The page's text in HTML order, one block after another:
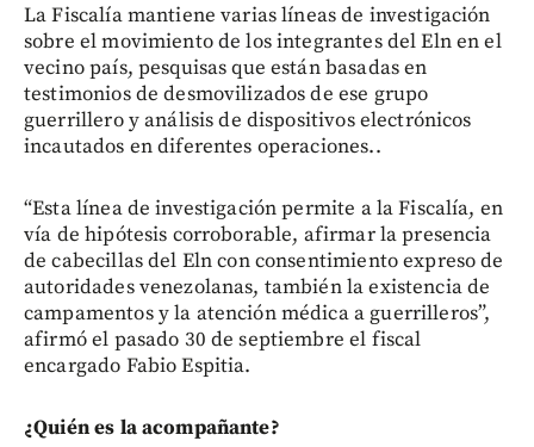
La Fiscalía mantiene varias líneas de investigación
sobre el movimiento de los integrantes del Eln en el
vecino país, pesquisas que están basadas en
testimonios de desmovilizados de ese grupo
guerrillero y análisis de dispositivos electrónicos
incautados en diferentes operaciones..
“Esta línea de investigación permite a la Fiscalía, en
vía de hipótesis corroborable, afirmar la presencia
de cabecillas del Eln con consentimiento expreso de
autoridades venezolanas, también la existencia de
campamentos y la atención médica a guerrilleros”,
afirmó el pasado 30 de septiembre el fiscal
encargado Fabio Espitia.
¿Quién es la acompañante?